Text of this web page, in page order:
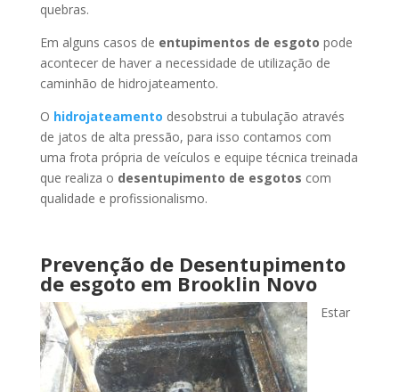
quebras.
Em alguns casos de entupimentos de esgoto pode
acontecer de haver a necessidade de utilização de
caminhão de hidrojateamento.
O hidrojateamento desobstrui a tubulação através
de jatos de alta pressão, para isso contamos com
uma frota própria de veículos e equipe técnica treinada
que realiza o desentupimento de esgotos com
qualidade e profissionalismo.
Prevenção de Desentupimento
de esgoto em Brooklin Novo
Estar